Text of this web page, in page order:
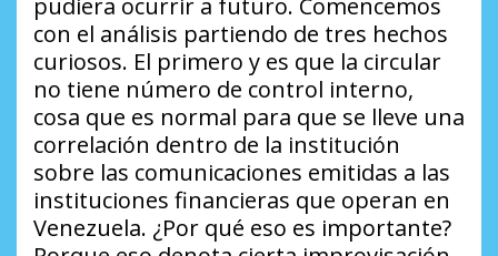
pudiera ocurrir a futuro. Comencemos
con el análisis partiendo de tres hechos
curiosos. El primero y es que la circular
no tiene número de control interno,
cosa que es normal para que se lleve una
correlación dentro de la institución
sobre las comunicaciones emitidas a las
instituciones financieras que operan en
Venezuela. ¿Por qué eso es importante?